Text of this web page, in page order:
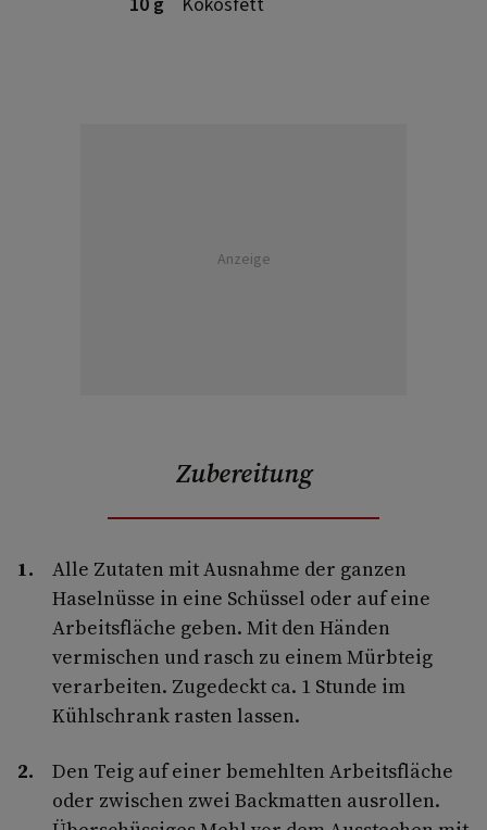
Anzeige
Zubereitung
Alle Zutaten mit Ausnahme der ganzen
Haselnüsse in eine Schüssel oder auf eine
Arbeitsfläche geben. Mit den Händen
vermischen und rasch zu einem Mürbteig
verarbeiten. Zugedeckt ca. 1 Stunde im
Kühlschrank rasten lassen.
Den Teig auf einer bemehlten Arbeits­fläche
oder zwischen zwei Backmatten ausrollen.